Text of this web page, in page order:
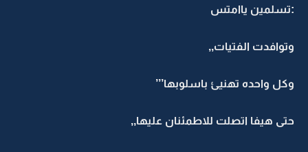
:تسلمين ياامتس
وتوافدت الفتيات,,
وكل واحده تهنيئ باسلوبها’’’
حتى هيفا اتصلت للاطمئنان عليها,,